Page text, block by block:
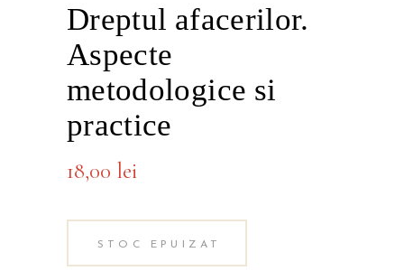
Dreptul afacerilor.
Aspecte
metodologice si
practice
18,00 lei
STOC EPUIZAT